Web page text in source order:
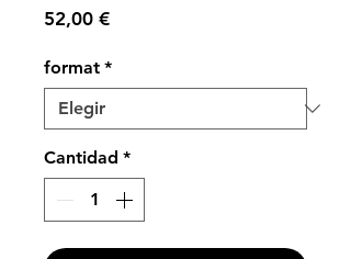
52,00 €Precio
format *
Cantidad *